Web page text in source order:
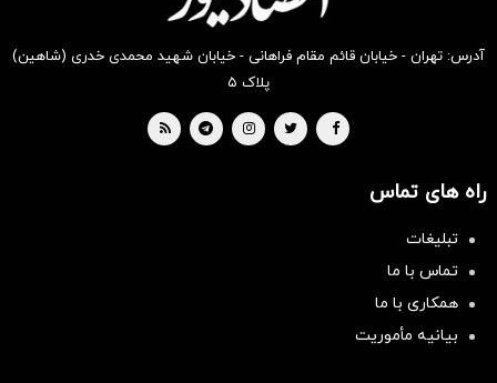
آدرس: تهران - خیابان قائم مقام فراهانی - خیابان شهید محمدی خدری (شاهین)
پلاک ۵
راه های تماس
تبلیغات
تماس با ما
همکاری با ما
بیانیه مأموریت